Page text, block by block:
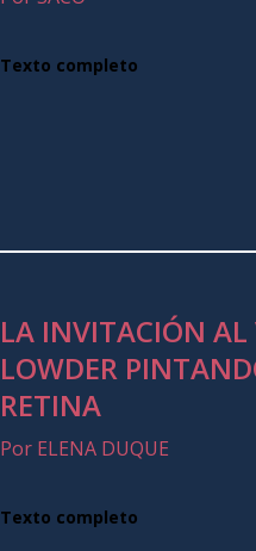
Texto completo
LA INVITACIÓN AL
LOWDER
RETINA
Por ELENA DUQUE
Texto completo